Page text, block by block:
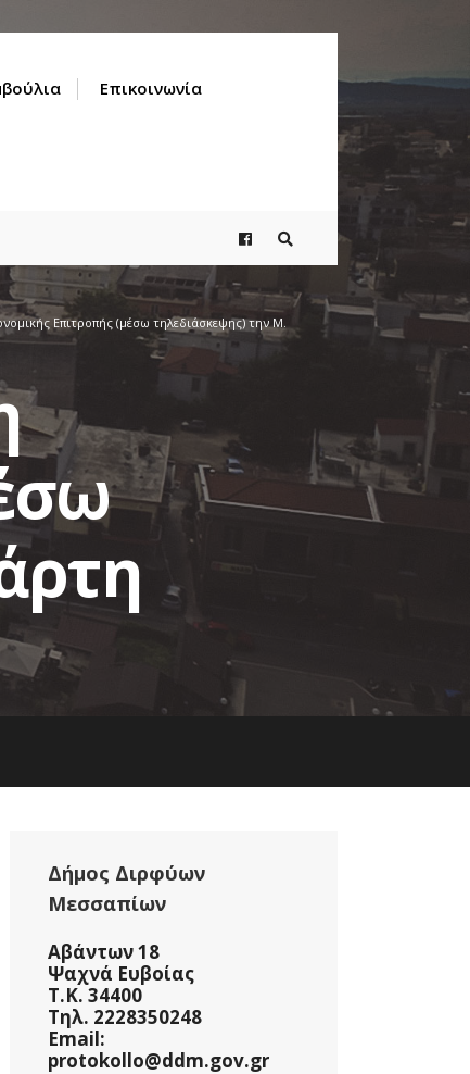
Επικοινωνία
Επιτροπής (μέσω τηλεδιάσκεψης) την Μ.
Δήμος Διρφύων
Μεσσαπίων
Αβάντων 18
Ψαχνά Ευβοίας
Τ.Κ. 34400
Τηλ. 2228350248
Email:
protokollo@ddm.gov.gr